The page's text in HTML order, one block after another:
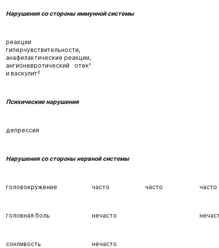
Нарушения со стороны иммунной системы
реакции
гиперчувствительности,
анафилактические реакции,
ангионевротический отек¹
и васкулит²
Психические нарушения
депрессия
Нарушения со стороны нервной системы
головокружение часто часто часто
головная боль нечасто
сонливость нечасто